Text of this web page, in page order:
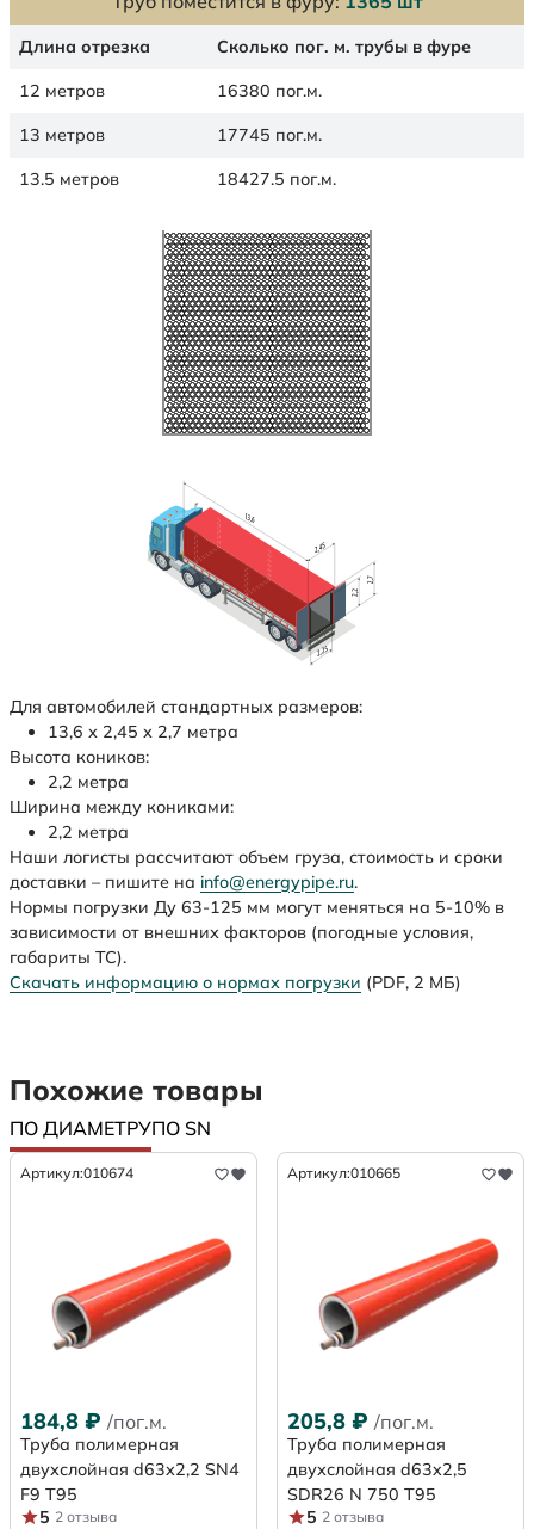
Длина отрезка Сколько пог. м. трубы в фуре
12 метров 16380 пог.м.
13 метров 17745 пог.м.
13.5 метров 18427.5 пог.м.
Для автомобилей стандартных размеров:
13,6 х 2,45 х 2,7 метра
Высота коников:
2,2 метра
Ширина между кониками:
2,2 метра
Наши логисты рассчитают объем груза, стоимость и сроки
доставки – пишите на info@energypipe.ru.
Нормы погрузки Ду 63-125 мм могут меняться на 5-10% в
зависимости от внешних факторов (погодные условия,
габариты ТС).
Скачать информацию о нормах погрузки (PDF, 2 МБ)
Похожие товары
ПО ДИАМЕТРУПО SN
Артикул:010674
184,8 ₽ /пог.м.
Труба полимерная
двухслойная d63х2,2 SN4
F9 Т95
5 2 отзыва
Артикул:010665
205,8 ₽ /пог.м.
Труба полимерная
двухслойная d63x2,5
SDR26 N 750 Т95
5 2 отзыва